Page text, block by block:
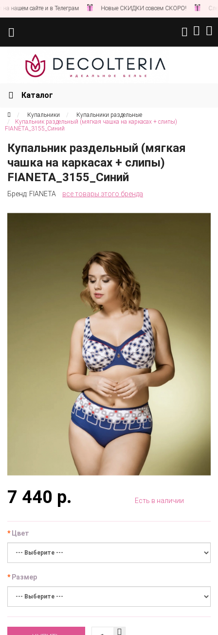
сайте и в Телеграм Новые СКИДКИ совсем СКОРО!
Каталог
Купальники
Купальники раздельные
Купальник раздельный (мягкая чашка на каркасах + слипы)
FIANETA_3155_Синий
Купальник раздельный (мягкая
чашка на каркасах + слипы)
FIANETA_3155_Синий
Бренд: FIANETA все товары этого бренда
7 440 р. Есть в наличии
Цвет
Размер